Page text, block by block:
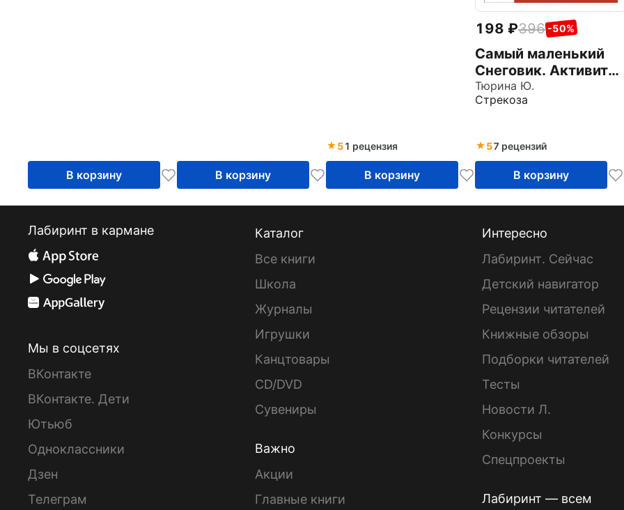
В корзину В корзину
51 рецензия
В корзину
198 396 -50%
Самый маленький
Снеговик. Активити
с поощрительными
наклейками
Тюрина Ю.
Стрекоза
57 рецензий
В корзину
Лабиринт в кармане
Мы в соцсетях
ВКонтакте
ВКонтакте. Дети
Ютьюб
Одноклассники
Дзен
Телеграм
Каталог
Все книги
Школа
Журналы
Игрушки
Канцтовары
CD/DVD
Сувениры
Важно
Акции
Главные книги
Интересно
Лабиринт. Сейчас
Детский навигатор
Рецензии читателей
Книжные обзоры
Подборки читателей
Тесты
Новости Л.
Конкурсы
Спецпроекты
Лабиринт — всем